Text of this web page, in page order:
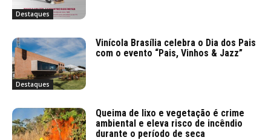
Destaques
Destaques
Vinícola Brasília celebra o Dia dos Pais
com o evento “Pais, Vinhos & Jazz”
Queima de lixo e vegetação é crime
ambiental e eleva risco de incêndio
durante o período de seca